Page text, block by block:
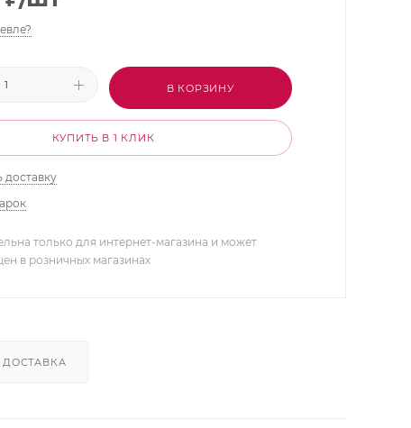
В КОРЗИНУ
КУПИТЬ В 1 КЛИК
доставку
только для интернет-магазина и может
в розничных магазинах
ДОСТАВКА